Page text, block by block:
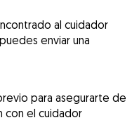
al cuidador
enviar una
para asegurarte de
con el cuidador